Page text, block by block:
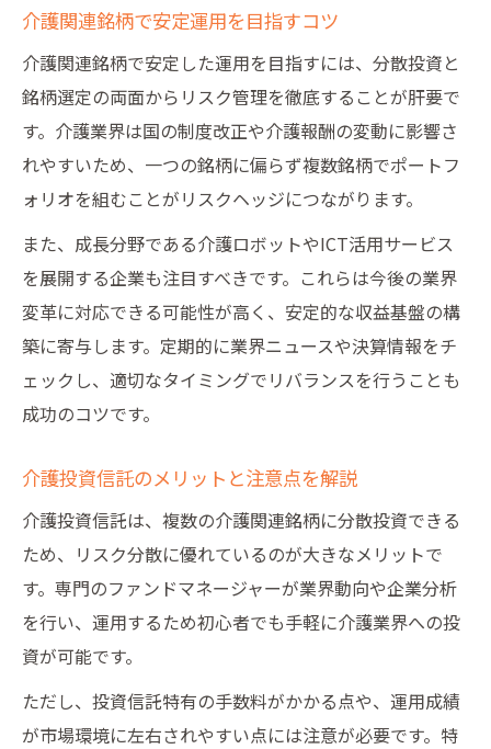
介護関連銘柄で安定運用を目指すコツ
介護関連銘柄で安定した運用を目指すには、分散投資と
銘柄選定の両面からリスク管理を徹底することが肝要で
す。介護業界は国の制度改正や介護報酬の変動に影響さ
れやすいため、一つの銘柄に偏らず複数銘柄でポートフ
ォリオを組むことがリスクヘッジにつながります。
また、成長分野である介護ロボットやICT活用サービス
を展開する企業も注目すべきです。これらは今後の業界
変革に対応できる可能性が高く、安定的な収益基盤の構
築に寄与します。定期的に業界ニュースや決算情報をチ
ェックし、適切なタイミングでリバランスを行うことも
成功のコツです。
介護投資信託のメリットと注意点を解説
介護投資信託は、複数の介護関連銘柄に分散投資できる
ため、リスク分散に優れているのが大きなメリットで
す。専門のファンドマネージャーが業界動向や企業分析
を行い、運用するため初心者でも手軽に介護業界への投
資が可能です。
ただし、投資信託特有の手数料がかかる点や、運用成績
が市場環境に左右されやすい点には注意が必要です。特